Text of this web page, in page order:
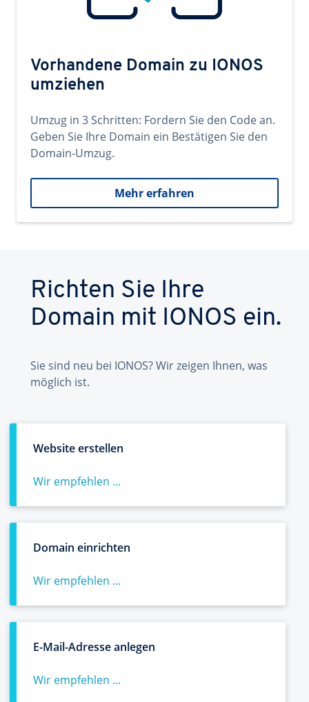
Vorhandene Domain zu IONOS
umziehen
Umzug in 3 Schritten: Fordern Sie den Code an.
Geben Sie Ihre Domain ein Bestätigen Sie den
Domain-Umzug.
Mehr erfahren
Richten Sie Ihre
Domain mit IONOS ein.
Sie sind neu bei IONOS? Wir zeigen Ihnen, was
möglich ist.
Website erstellen
Wir empfehlen ...
Domain einrichten
Wir empfehlen ...
E-Mail-Adresse anlegen
Wir empfehlen ...